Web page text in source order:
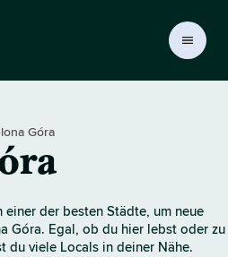
Góra
der besten Städte, um neue
Góra. Egal, ob du hier lebst oder zu
du viele Locals in deiner Nähe.